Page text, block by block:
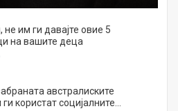
не им ги давајте овие 5
на вашите деца
австралиските
ги користат социјалните…